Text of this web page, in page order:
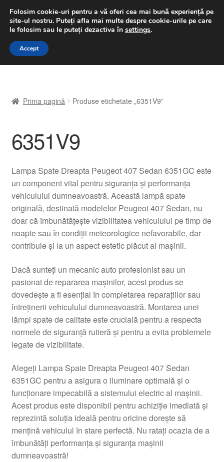
LIVRARE de la 33 lei
luni-vineri 9 a.m. - 4 p.m.031 229 6816
Sari
Sari
A lua legatura
Contul meu
Despre noi
Finalizare comandă
Livrare
Livrare în toată lumea
Plângere
Plățile
Politică de confidențialitate
Procedura de reclamație
Termeni si conditii
Prima pagină Produse etichetate „6351V9”
6351V9
Lampa Spate Dreapta Peugeot 407 Sedan 6351GC este
un component vital pentru siguranța și performanța
vehiculului dumneavoastră. Această lampă spate
originală, destinată modelelor Peugeot 407 Sedan, nu
doar că îmbunătățește vizibilitatea vehiculului pe timp de
noapte sau în condiții meteorologice nefavorabile, dar
contribuie și la un aspect estetic plăcut al mașinii.
Dacă sunteți un mecanic auto profesionist sau un
pasionat de repararea mașinilor, acest produs se
dovedește a fi esențial în completarea reparațiilor sau
întreținerii vehiculului dumneavoastră. Montarea unei
lămpi spate de calitate este crucială pentru a respecta
normele de siguranță rutieră și pentru a evita problemele
legate de vizibilitate.
Alegeți Lampa Spate Dreapta Peugeot 407 Sedan
6351GC pentru a asigura o iluminare optimală și o
funcționare impecabilă a sistemului electric al mașinii.
Acest produs este disponibil pentru achiziție imediată și
reprezintă soluția ideală pentru oricine dorește să
mențină vehiculul în stare perfectă. Nu ratați ocazia de a
îmbunătăți performanța și siguranța mașinii
dumneavoastră!
Folosim cookie-uri pentru a vă oferi cea mai bună experiență pe
site-ul nostru. Puteți afla mai multe despre cookie-urile pe care
le folosim sau le puteți dezactiva în settings.
Accept